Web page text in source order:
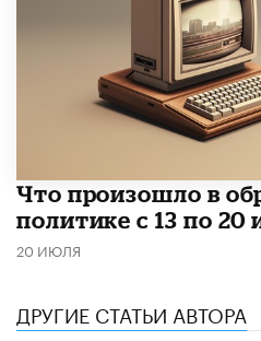
Что произошло в
политике с 13 по 20
20 ИЮЛЯ
ДРУГИЕ СТАТЬИ АВТОРА